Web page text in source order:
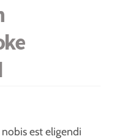
est eligendi